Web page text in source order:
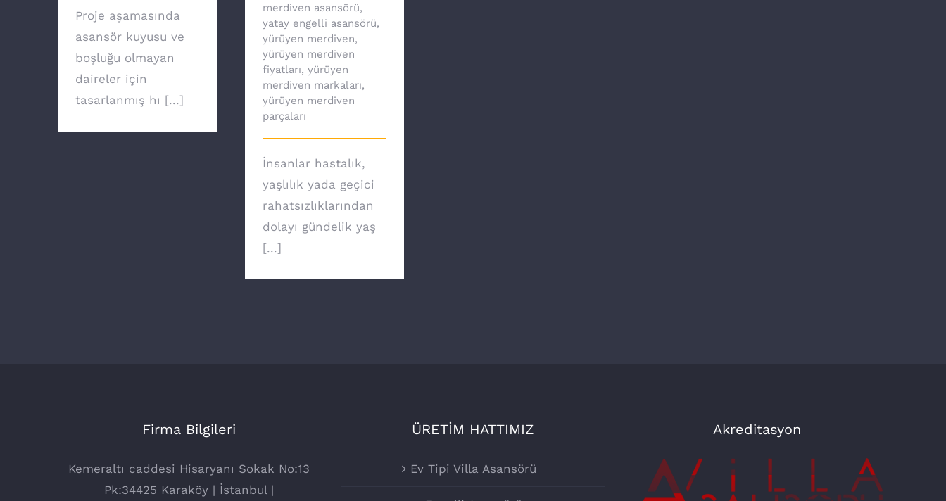
merdiven asansörü,
yatay engelli asansörü,
yürüyen merdiven,
yürüyen merdiven
fiyatları, yürüyen
merdiven markaları,
yürüyen merdiven
parçaları
İnsanlar hastalık,
yaşlılık yada geçici
rahatsızlıklarından
dolayı gündelik yaş
[...]
Proje aşamasında
asansör kuyusu ve
boşluğu olmayan
daireler için
tasarlanmış hı [...]
Firma Bilgileri
Kemeraltı caddesi Hisaryanı Sokak No:13
Pk:34425 Karaköy | İstanbul |
ÜRETİM HATTIMIZ
Ev Tipi Villa Asansörü
Akreditasyon